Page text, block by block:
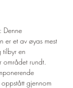
: Denne
er et av øyas mest
tilbyr en
området rundt.
gjennom